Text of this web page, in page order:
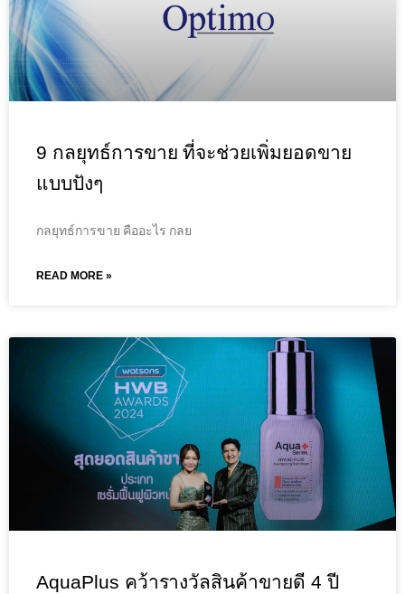
9 กลยุทธ์การขาย ที่จะช่วยเพิ่มยอดขาย
แบบปังๆ
กลยุทธ์การขาย คืออะไร กลย
READ MORE »
AquaPlus คว้ารางวัลสินค้าขายดี 4 ปี